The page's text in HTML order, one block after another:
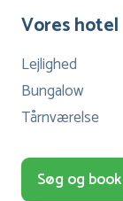
Vores hotel
Lejlighed
Bungalow
Tårnværelse
Søg og book